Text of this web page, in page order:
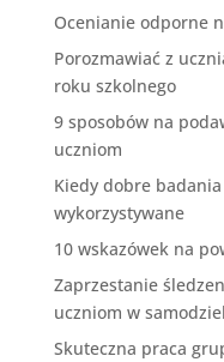
Ocenianie odporne
Porozmawiać z
roku szkolnego
9 sposobów na
uczniom
Kiedy dobre
wykorzystywane
10 wskazówek na
Zaprzestanie
uczniom w
Skuteczna praca